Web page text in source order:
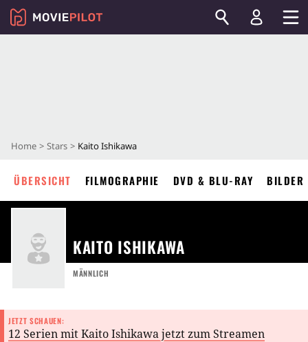
Home Stars Kaito Ishikawa
ÜBERSICHT FILMOGRAPHIE DVD & BLU-RAY BILDER
KAITO ISHIKAWA
MÄNNLICH
JETZT SCHAUEN:
12 Serien mit Kaito Ishikawa jetzt zum Streamen